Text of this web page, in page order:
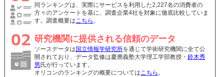
同ランキングは、実際にサービスを利用した2,227名の消費者の
方々のアンケートを基に、調査企業4社を対象に徹底比較していま
す。調査概要はこちら 。
研究機関に提供される信頼のデータ
ソースデータは 国立情報学研究所を通じて学術研究機関に全て公
開されており、データ監修は慶應義塾大学理工学部教授・ 鈴木秀
男 氏が行っています。
オリコンのランキングの概要についてはこちら 。